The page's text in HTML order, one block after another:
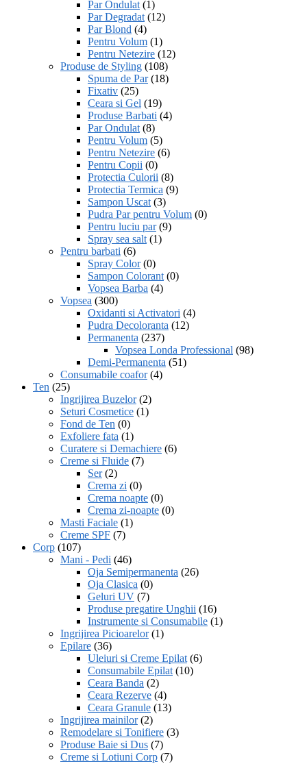
Par Ondulat (1)
Par Degradat (12)
Par Blond (4)
Pentru Volum (1)
Pentru Netezire (12)
Produse de Styling (108)
Spuma de Par (18)
Fixativ (25)
Ceara si Gel (19)
Produse Barbati (4)
Par Ondulat (8)
Pentru Volum (5)
Pentru Netezire (6)
Pentru Copii (0)
Protectia Culorii (8)
Protectia Termica (9)
Sampon Uscat (3)
Pudra Par pentru Volum (0)
Pentru luciu par (9)
Spray sea salt (1)
Pentru barbati (6)
Spray Color (0)
Sampon Colorant (0)
Vopsea Barba (4)
Vopsea (300)
Oxidanti si Activatori (4)
Pudra Decoloranta (12)
Permanenta (237)
Vopsea Londa Professional (98)
Demi-Permanenta (51)
Consumabile coafor (4)
Ten (25)
Ingrijirea Buzelor (2)
Seturi Cosmetice (1)
Fond de Ten (0)
Exfoliere fata (1)
Curatere si Demachiere (6)
Creme si Fluide (7)
Ser (2)
Crema zi (0)
Crema noapte (0)
Crema zi-noapte (0)
Masti Faciale (1)
Creme SPF (7)
Corp (107)
Mani - Pedi (46)
Oja Semipermanenta (26)
Oja Clasica (0)
Geluri UV (7)
Produse pregatire Unghii (16)
Instrumente si Consumabile (1)
Ingrijirea Picioarelor (1)
Epilare (36)
Uleiuri si Creme Epilat (6)
Consumabile Epilat (10)
Ceara Banda (2)
Ceara Rezerve (4)
Ceara Granule (13)
Ingrijirea mainilor (2)
Remodelare si Tonifiere (3)
Produse Baie si Dus (7)
Creme si Lotiuni Corp (7)